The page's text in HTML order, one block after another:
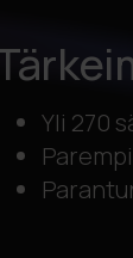
Yli 270